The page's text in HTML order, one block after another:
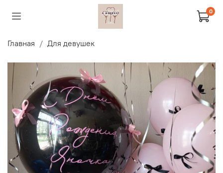
0
Главная Для девушек